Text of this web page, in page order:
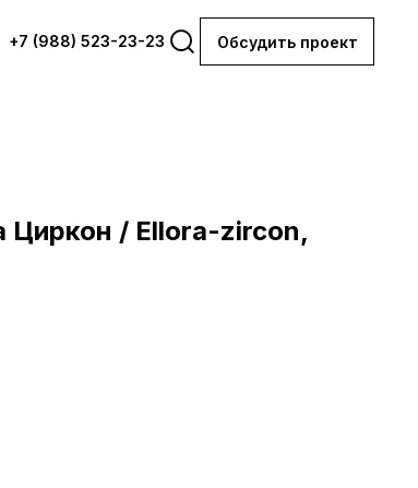
+7 (988) 523-23-23 Обсудить проект
Циркон / Ellora-zircon,